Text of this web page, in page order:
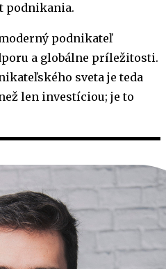
podnikania.
podnikateľ
a globálne príležitosti.
sveta je teda
len investíciou; je to